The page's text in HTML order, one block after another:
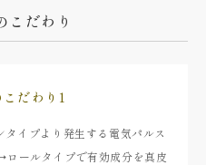
だわり
だわり1
イプより発生する電気パルス
ールタイプで有効成分を真皮